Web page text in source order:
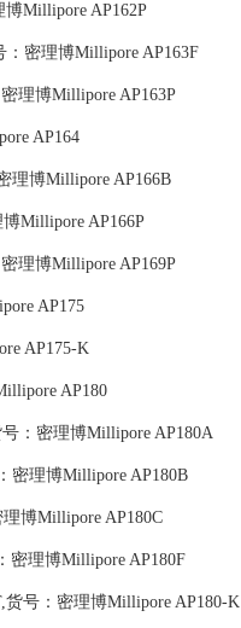
Millipore AP162P
密理博Millipore AP163F
理博Millipore AP163P
AP164
理博Millipore AP166B
Millipore AP166P
理博Millipore AP169P
AP175
AP175-K
AP180
：密理博Millipore AP180A
密理博Millipore AP180B
博Millipore AP180C
密理博Millipore AP180F
号：密理博Millipore AP180-K